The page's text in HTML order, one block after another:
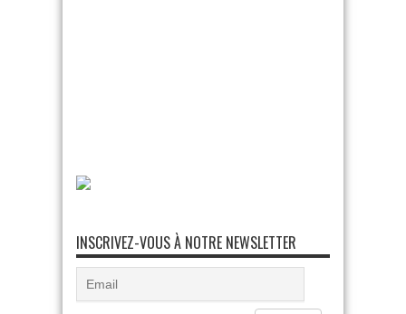
INSCRIVEZ-VOUS À NOTRE NEWSLETTER